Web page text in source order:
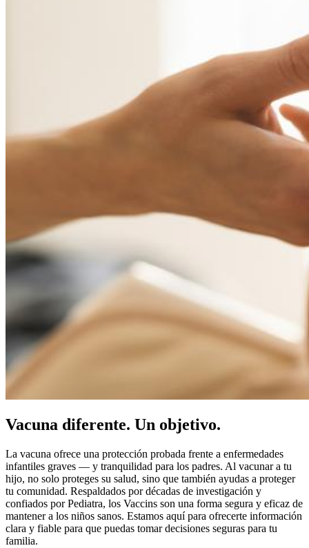
Vacuna diferente. Un objetivo.
La vacuna ofrece una protección probada frente a enfermedades
infantiles graves — y tranquilidad para los padres. Al vacunar a tu
hijo, no solo proteges su salud, sino que también ayudas a proteger
tu comunidad. Respaldados por décadas de investigación y
confiados por Pediatra, los Vaccins son una forma segura y eficaz de
mantener a los niños sanos. Estamos aquí para ofrecerte información
clara y fiable para que puedas tomar decisiones seguras para tu
familia.